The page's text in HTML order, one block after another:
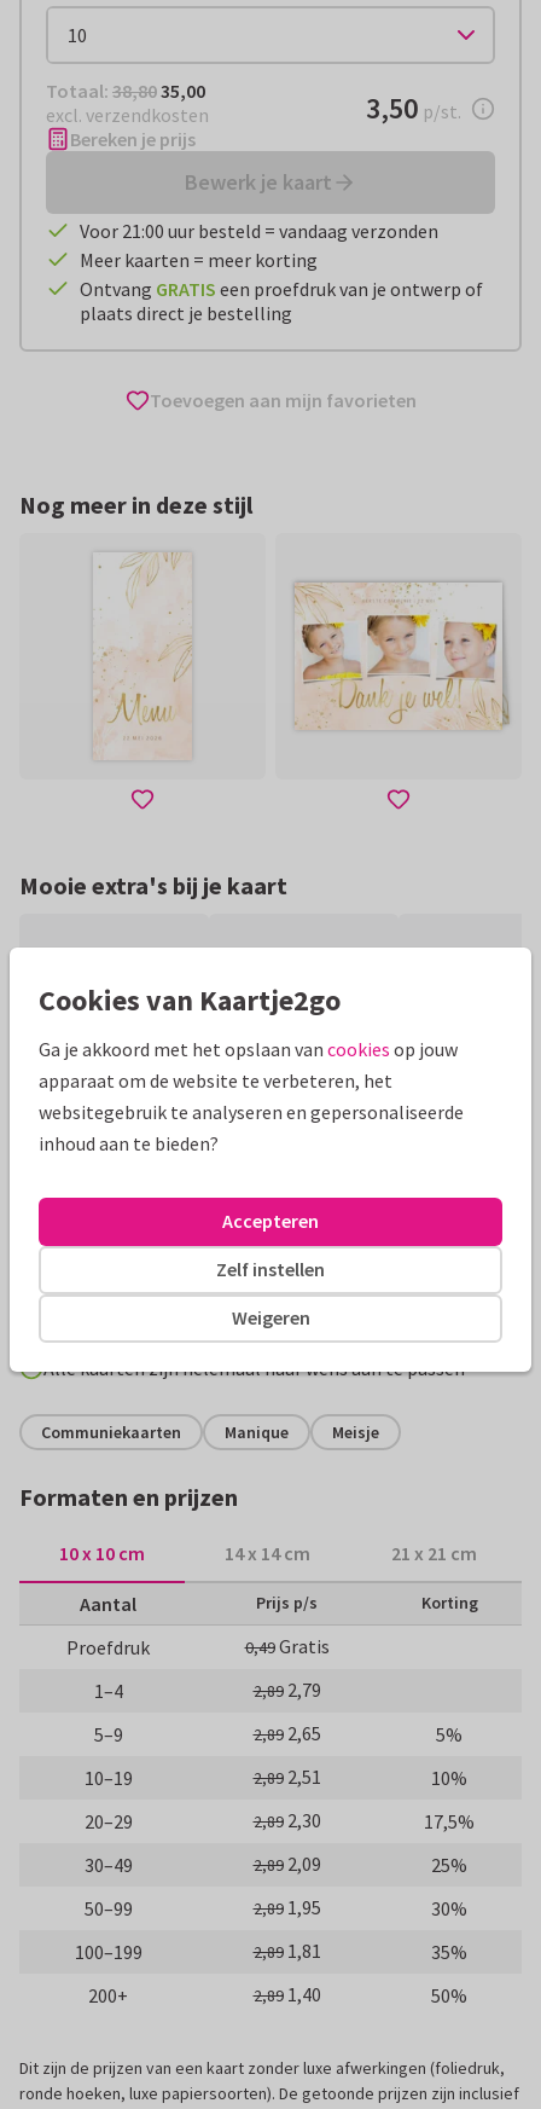
Totaal: € 35,00
Totaal: 38,8035,00
excl. verzendkosten
€ 3,50per stuk
3,50 p/st.
Bereken je prijs
Bewerk je kaart
Voor 21:00 uur besteld = vandaag verzonden
Meer kaarten = meer korting
Ontvang GRATIS een proefdruk van je ontwerp of
plaats direct je bestelling
Toevoegen aan mijn favorieten
Nog meer in deze stijl
Mooie extra's bij je kaart
Productinformatie
Lief en romantisch communiekaartje voor een meisje met
mooie, roze waterverf en gouden bladeren (met of zonder
Alle kaarten zijn helemaal naar wens aan te passen
Communiekaarten Manique Meisje
Formaten en prijzen
10 x 10 cm 14 x 14 cm 21 x 21 cm
Aantal Prijs p/s Korting
Proefdruk 0,49Gratis
1–4
2,89 2,79
5–9
2,89 2,65
5%
10–19
2,89 2,51
10%
20–29
2,89 2,30
17,5%
30–49
2,89 2,09
25%
50–99
2,89 1,95
30%
100–199
2,89 1,81
35%
200+
2,89 1,40 50%
Dit zijn de prijzen van een kaart zonder luxe afwerkingen (foliedruk,
ronde hoeken, luxe papiersoorten). De getoonde prijzen zijn inclusief
Cookies van Kaartje2go
Ga je akkoord met het opslaan van cookies op jouw
apparaat om de website te verbeteren, het
websitegebruik te analyseren en gepersonaliseerde
inhoud aan te bieden?
Weigeren
Zelf instellen
Accepteren